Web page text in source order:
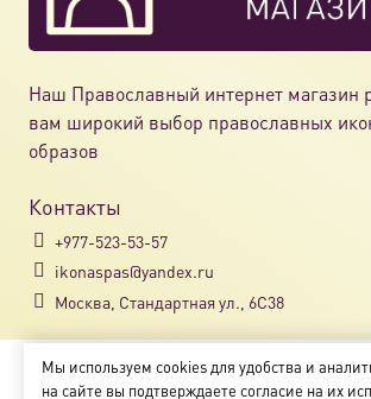
Наш Православный интернет магазин
вам широкий выбор православных
образов
Контакты
+977-523-53-57
ikonaspas@yandex.ru
Москва, Стандартная ул., 6С38
Copyright © 2018-2025
Мы используем cookies для удобства и
на сайте вы подтверждаете согласие на их